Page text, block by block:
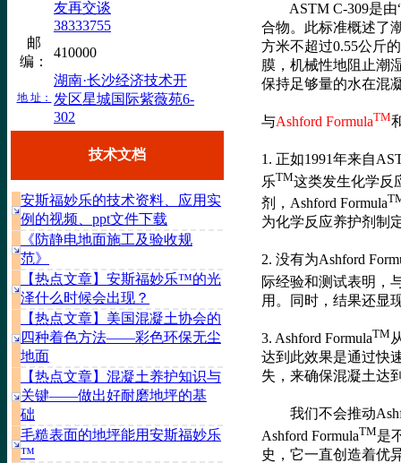
38333755
邮
编：
410000
地 址：
湖南·长沙经济技术开
发区星城国际紫薇苑6-
302
技术文档
安斯福妙乐的技术资料、应用实
例的视频、ppt文件下载
《防静电地面施工及验收规
范》
【热点文章】安斯福妙乐™的光
泽什么时候会出现？
【热点文章】美国混凝土协会的
四种着色方法——彩色环保无尘
地面
【热点文章】混凝土养护知识与
关键——做出好耐磨地坪的基
础
毛糙表面的地坪能用安斯福妙乐
™
ASTM C-309是由“
合物。此标准概述了
方米不超过0.55公斤
膜，机械性地阻止潮
保持足够量的水在混
与Ashford FormulaTM
1. 正如1991年来自
乐TM这类发生化学反
剂，Ashford Formula
为化学反应养护剂制
2. 没有为Ashford
际经验和测试表明，
用。同时，结果还显
3. Ashford FormulaTM
达到此效果是通过快
失，来确保混凝土达
我们不会推动
Ashford FormulaTM是
史，它一直创造着优